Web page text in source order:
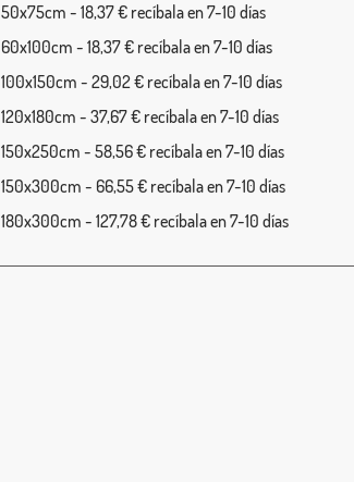
50x75cm - 18,37 € recíbala en 7-10 días
60x100cm - 18,37 € recíbala en 7-10 días
100x150cm - 29,02 € recíbala en 7-10 días
120x180cm - 37,67 € recíbala en 7-10 días
150x250cm - 58,56 € recíbala en 7-10 días
150x300cm - 66,55 € recíbala en 7-10 días
180x300cm - 127,78 € recíbala en 7-10 días